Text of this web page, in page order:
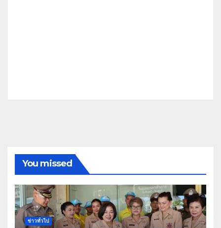
You missed
ข่าวทั่วไป